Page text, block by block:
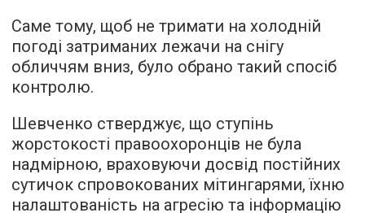
Саме тому, щоб не тримати на холодній
погоді затриманих лежачи на снігу
обличчям вниз, було обрано такий спосіб
контролю.
Шевченко стверджує, що ступінь
жорстокості правоохоронців не була
надмірною, враховуючи досвід постійних
сутичок спровокованих мітингарями, їхню
налаштованість на агресію та інформацію